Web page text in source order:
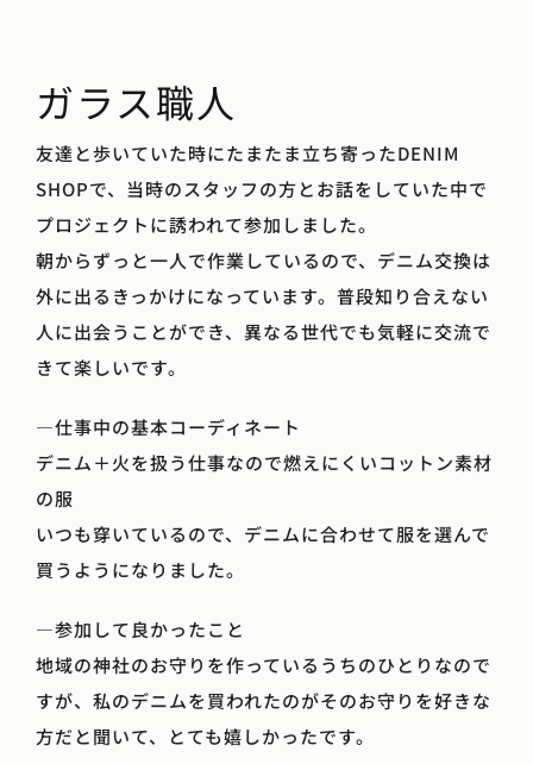
ガラス職人
友達と歩いていた時にたまたま立ち寄ったDENIM
SHOPで、当時のスタッフの方とお話をしていた中で
プロジェクトに誘われて参加しました。
朝からずっと一人で作業しているので、デニム交換は
外に出るきっかけになっています。普段知り合えない
人に出会うことができ、異なる世代でも気軽に交流で
きて楽しいです。
―仕事中の基本コーディネート
デニム＋火を扱う仕事なので燃えにくいコットン素材
の服
いつも穿いているので、デニムに合わせて服を選んで
買うようになりました。
―参加して良かったこと
地域の神社のお守りを作っているうちのひとりなので
すが、私のデニムを買われたのがそのお守りを好きな
方だと聞いて、とても嬉しかったです。